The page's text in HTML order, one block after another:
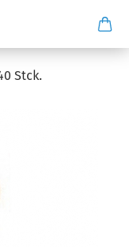
Stck.